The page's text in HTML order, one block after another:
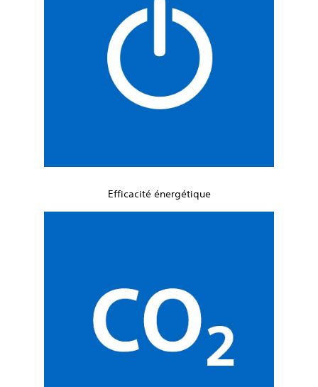
Efficacité énergétique